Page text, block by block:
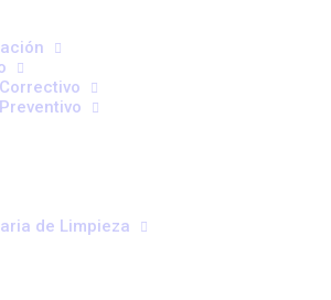
de Limpieza
el coste real de